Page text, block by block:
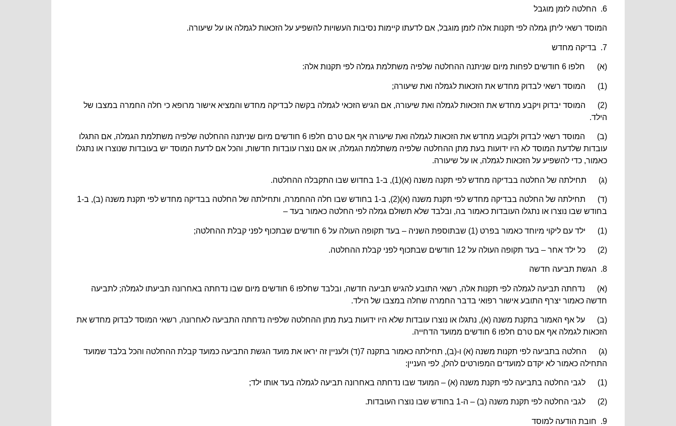
6. החלטה לזמן מוגבל
המוסד רשאי ליתן גמלה לפי תקנות אלה לזמן מוגבל, אם לדעתו קיימות נסיבות העשויות להשפיע על הזכאות לגמלה או על שיעורה.
7. בדיקה מחדש
(א) חלפו 6 חודשים לפחות מיום שניתנה ההחלטה שלפיה משתלמת גמלה לפי תקנות אלה:
(1) המוסד רשאי לבדוק מחדש את הזכאות לגמלה ואת שיעורה;
(2) המוסד יבדוק ויקבע מחדש את הזכאות לגמלה ואת שיעורה, אם הגיש הזכאי לגמלה בקשה לבדיקה מחדש והמציא אישור מרופא כי חלה החמרה במצבו של
הילד.
(ב) המוסד רשאי לבדוק ולקבוע מחדש את הזכאות לגמלה ואת שיעורה אף אם טרם חלפו 6 חודשים מיום שניתנה ההחלטה שלפיה משתלמת הגמלה, אם התגלו
עובדות שלדעת המוסד לא היו ידועות בעת מתן ההחלטה שלפיה משתלמת הגמלה, או אם נוצרו עובדות חדשות, והכל אם לדעת המוסד יש בעובדות שנוצרו או נתגלו
כאמור, כדי להשפיע על הזכאות לגמלה, או על שיעורה.
(ג) תחילתה של החלטה בבדיקה מחדש לפי תקנה משנה (א)(1), ב-1 בחדוש שבו התקבלה ההחלטה.
(ד) תחילתה של החלטה בבדיקה מחדש לפי תקנת משנה (א)(2), ב-1 בחודש שבו חלה ההחמרה, ותחילתה של החלטה בבדיקה מחדש לפי תקנת משנה (ב), ב-1
בחודש שבו נוצרו או נתגלו העובדות כאמור בה, ובלבד שלא תשולם גמלה לפי החלטה כאמור בעד –
(1) ילד עם ליקוי מיוחד כאמור בפרט (1) שבתוספת השניה – בעד תקופה העולה על 6 חודשים שבתכוף לפני קבלת ההחלטה;
(2) כל ילד אחר – בעד תקופה העולה על 12 חודשים שבתכוף לפני קבלת ההחלטה.
8. הגשת תביעה חדשה
(א) נדחתה תביעה לגמלה לפי תקנות אלה, רשאי התובע להגיש תביעה חדשה, ובלבד שחלפו 6 חודשים מיום שבו נדחתה באחרונה תביעתו לגמלה; לתביעה
חדשה כאמור יצרף התובע אישור רפואי בדבר החמרה שחלה במצבו של הילד.
(ב) על אף האמור בתקנת משנה (א), נתגלו או נוצרו עובדות שלא היו ידועות בעת מתן ההחלטה שלפיה נדחתה התביעה לאחרונה, רשאי המוסד לבדוק מחדש את
הזכאות לגמלה אף אם טרם חלפו 6 חודשים ממועד הדחייה.
(ג) החלטה בתביעה לפי תקנות משנה (א) ו-(ב), תחילתה כאמור בתקנה 7(ד) ולעניין זה יראו את מועד הגשת התביעה כמועד קבלת ההחלטה והכל בלבד שמועד
התחילה כאמור לא יקדם למועדים המפורטים להלן, לפי העניין:
(1) לגבי החלטה בתביעה לפי תקנת משנה (א) – המועד שבו נדחתה באחרונה תביעה לגמלה בעד אותו ילד;
(2) לגבי החלטה לפי תקנת משנה (ב) – ה-1 בחודש שבו נוצרו העובדות.
9. חובת הודעה למוסד